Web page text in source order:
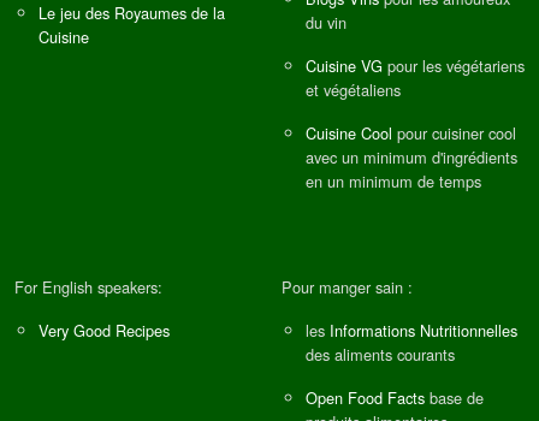
Le jeu des Royaumes de la
Cuisine
du vin
Cuisine VG pour les végétariens
et végétaliens
Cuisine Cool pour cuisiner cool
avec un minimum d'ingrédients
en un minimum de temps
For English speakers:
Very Good Recipes
Pour manger sain :
les Informations Nutritionnelles
des aliments courants
Open Food Facts base de